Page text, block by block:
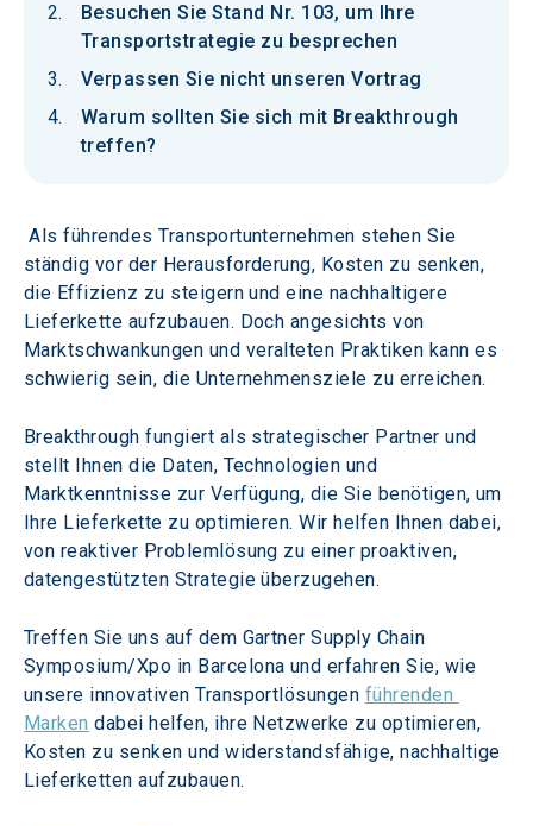
Besuchen Sie Stand Nr. 103, um Ihre
Transportstrategie zu besprechen
Verpassen Sie nicht unseren Vortrag
Warum sollten Sie sich mit Breakthrough
treffen?
Als führendes Transportunternehmen stehen Sie
ständig vor der Herausforderung, Kosten zu senken,
die Effizienz zu steigern und eine nachhaltigere
Lieferkette aufzubauen. Doch angesichts von
Marktschwankungen und veralteten Praktiken kann es
schwierig sein, die Unternehmensziele zu erreichen.
Breakthrough fungiert als strategischer Partner und
stellt Ihnen die Daten, Technologien und
Marktkenntnisse zur Verfügung, die Sie benötigen, um
Ihre Lieferkette zu optimieren. Wir helfen Ihnen dabei,
von reaktiver Problemlösung zu einer proaktiven,
datengestützten Strategie überzugehen.
Treffen Sie uns auf dem Gartner Supply Chain
Symposium/Xpo in Barcelona und erfahren Sie, wie
unsere innovativen Transportlösungen führenden
Marken dabei helfen, ihre Netzwerke zu optimieren,
Kosten zu senken und widerstandsfähige, nachhaltige
Lieferketten aufzubauen.